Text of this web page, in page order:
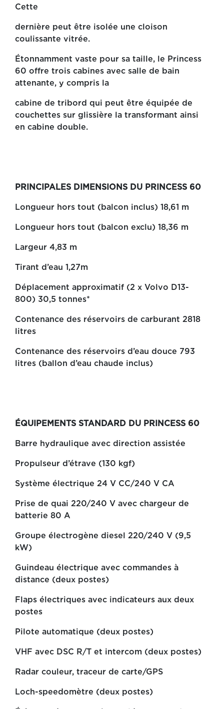
Cette
dernière peut être isolée une cloison
coulissante vitrée.
Étonnamment vaste pour sa taille, le Princess
60 offre trois cabines avec salle de bain
attenante, y compris la
cabine de tribord qui peut être équipée de
couchettes sur glissière la transformant ainsi
en cabine double.
PRINCIPALES DIMENSIONS DU PRINCESS 60
Longueur hors tout (balcon inclus) 18,61 m
Longueur hors tout (balcon exclu) 18,36 m
Largeur 4,83 m
Tirant d’eau 1,27m
Déplacement approximatif (2 x Volvo D13-
800) 30,5 tonnes*
Contenance des réservoirs de carburant 2818
litres
Contenance des réservoirs d’eau douce 793
litres (ballon d’eau chaude inclus)
ÉQUIPEMENTS STANDARD DU PRINCESS 60
Barre hydraulique avec direction assistée
Propulseur d’étrave (130 kgf)
Système électrique 24 V CC/240 V CA
Prise de quai 220/240 V avec chargeur de
batterie 80 A
Groupe électrogène diesel 220/240 V (9,5
kW)
Guindeau électrique avec commandes à
distance (deux postes)
Flaps électriques avec indicateurs aux deux
postes
Pilote automatique (deux postes)
VHF avec DSC R/T et intercom (deux postes)
Radar couleur, traceur de carte/GPS
Loch-speedomètre (deux postes)